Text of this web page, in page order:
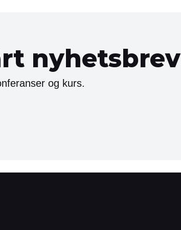
nyhetsbrev
og kurs.